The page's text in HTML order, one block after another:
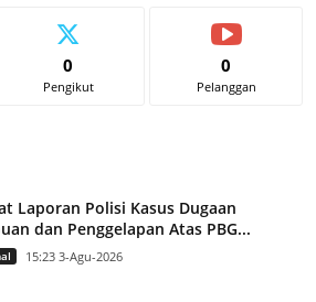
0
Pengikut
0
Pelanggan
Laporan Polisi Kasus Dugaan
dan Penggelapan Atas PBG...
15:23 3-Agu-2026